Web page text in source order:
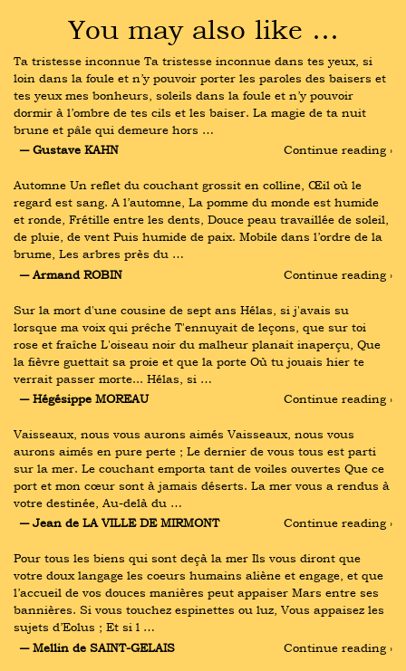
You may also like …
Ta tristesse inconnue Ta tristesse inconnue dans tes yeux, si
loin dans la foule et n’y pouvoir porter les paroles des baisers et
tes yeux mes bonheurs, soleils dans la foule et n’y pouvoir
dormir à l’ombre de tes cils et les baiser. La magie de ta nuit
brune et pâle qui demeure hors …
― Gustave KAHN
Continue reading ›
Automne Un reflet du couchant grossit en colline, Œil où le
regard est sang. A l’automne, La pomme du monde est humide
et ronde, Frétille entre les dents, Douce peau travaillée de soleil,
de pluie, de vent Puis humide de paix. Mobile dans l’ordre de la
brume, Les arbres près du …
― Armand ROBIN
Continue reading ›
Sur la mort d'une cousine de sept ans Hélas, si j'avais su
lorsque ma voix qui prêche T'ennuyait de leçons, que sur toi
rose et fraîche L'oiseau noir du malheur planait inaperçu, Que
la fièvre guettait sa proie et que la porte Où tu jouais hier te
verrait passer morte... Hélas, si …
― Hégésippe MOREAU
Continue reading ›
Vaisseaux, nous vous aurons aimés Vaisseaux, nous vous
aurons aimés en pure perte ; Le dernier de vous tous est parti
sur la mer. Le couchant emporta tant de voiles ouvertes Que ce
port et mon cœur sont à jamais déserts. La mer vous a rendus à
votre destinée, Au-delà du …
― Jean de LA VILLE DE MIRMONT
Continue reading ›
Pour tous les biens qui sont deçà la mer Ils vous diront que
votre doux langage les coeurs humains aliène et engage, et que
l’accueil de vos douces manières peut appaiser Mars entre ses
bannières. Si vous touchez espinettes ou luz, Vous appaisez les
sujets d’Eolus ; Et si l …
― Mellin de SAINT-GELAIS
Continue reading ›